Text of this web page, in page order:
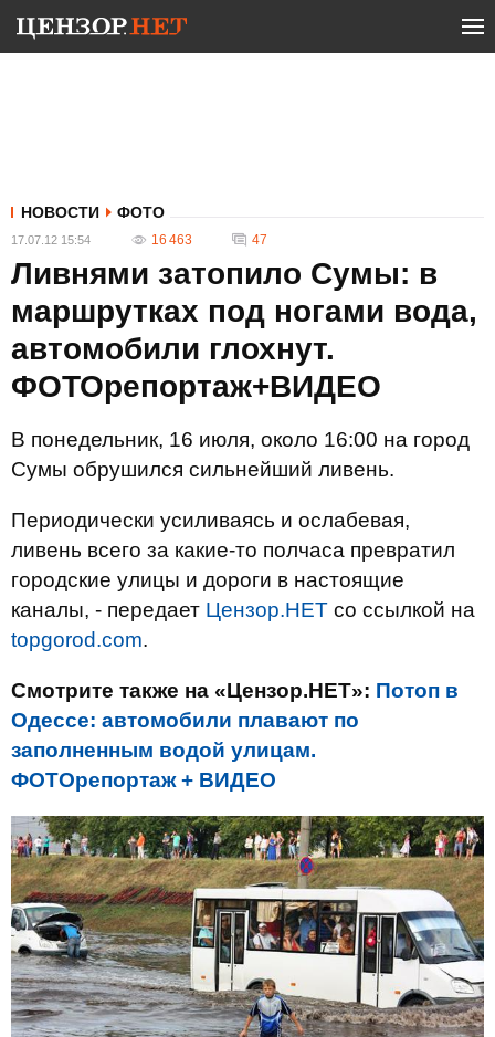
НОВОСТИ ФОТО
17.07.12 15:54 16 463 47
Ливнями затопило Сумы: в
маршрутках под ногами вода,
автомобили глохнут.
ФОТОрепортаж+ВИДЕО
В понедельник, 16 июля, около 16:00 на город
Сумы обрушился сильнейший ливень.
Периодически усиливаясь и ослабевая,
ливень всего за какие-то полчаса превратил
городские улицы и дороги в настоящие
каналы, - передает Цензор.НЕТ со ссылкой на
topgorod.com.
Смотрите также на «Цензор.НЕТ»: Потоп в
Одессе: автомобили плавают по
заполненным водой улицам.
ФОТОрепортаж + ВИДЕО